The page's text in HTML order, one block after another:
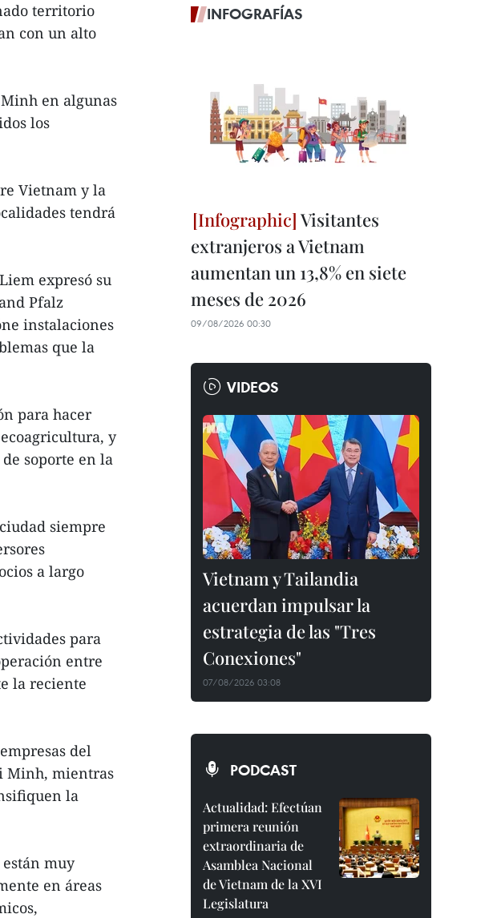
territorio
con un alto
en algunas
los
Vietnam y la
tendrá
expresó su
Pfalz
instalaciones
que la
para hacer
y
soporte en la
siempre
a largo
para
entre
la reciente
del
Minh, mientras
la
muy
en áreas
INFOGRAFÍAS
Visitantes
extranjeros a Vietnam
aumentan un 13,8% en siete
meses de 2026
09/08/2026 00:30
VIDEOS
Vietnam y Tailandia
acuerdan impulsar la
estrategia de las "Tres
Conexiones"
07/08/2026 03:08
PODCAST
Actualidad: Efectúan
primera reunión
extraordinaria de
Asamblea Nacional
de Vietnam de la XVI
Legislatura